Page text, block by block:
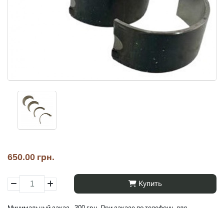
650.00 грн.
Купить